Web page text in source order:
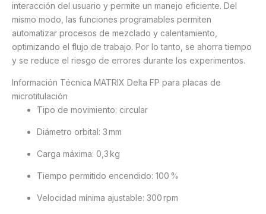
interacción del usuario y permite un manejo eficiente. Del
mismo modo, las funciones programables permiten
automatizar procesos de mezclado y calentamiento,
optimizando el flujo de trabajo. Por lo tanto, se ahorra tiempo
y se reduce el riesgo de errores durante los experimentos.
Información Técnica MATRIX Delta FP para placas de
microtitulación
Tipo de movimiento: circular
Diámetro orbital: 3 mm
Carga máxima: 0,3 kg
Tiempo permitido encendido: 100 %
Velocidad mínima ajustable: 300 rpm